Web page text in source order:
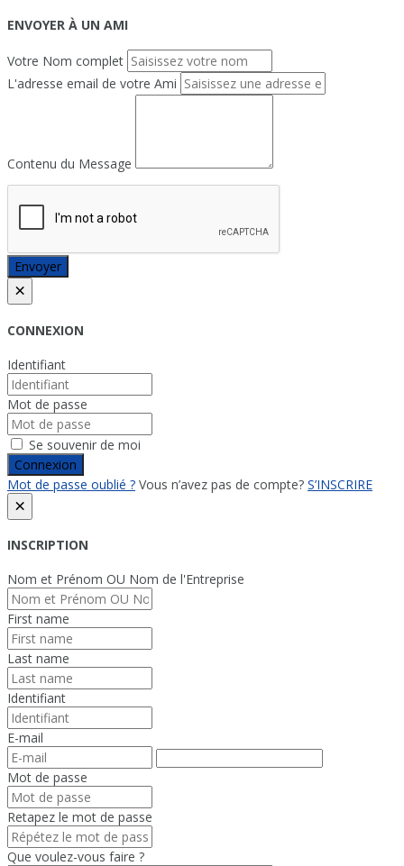
ENVOYER À UN AMI
Votre Nom complet
L'adresse email de votre Ami
Contenu du Message
Envoyer
×
CONNEXION
Identifiant
Mot de passe
Se souvenir de moi
Connexion
Mot de passe oublié ? Vous n’avez pas de compte? S’INSCRIRE
×
INSCRIPTION
Nom et Prénom OU Nom de l'Entreprise
First name
Last name
Identifiant
E-mail
Mot de passe
Retapez le mot de passe
Que voulez-vous faire ?